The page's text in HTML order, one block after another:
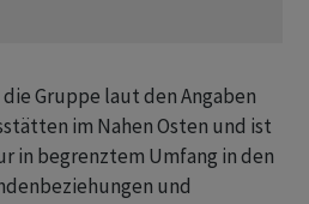
Gruppe laut den Angaben
im Nahen Osten und ist
in begrenztem Umfang in den
und